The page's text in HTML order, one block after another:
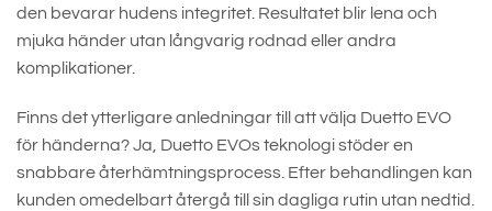
den bevarar hudens integritet. Resultatet blir lena och
mjuka händer utan långvarig rodnad eller andra
komplikationer.
Finns det ytterligare anledningar till att välja Duetto EVO
för händerna? Ja, Duetto EVOs teknologi stöder en
snabbare återhämtningsprocess. Efter behandlingen kan
kunden omedelbart återgå till sin dagliga rutin utan nedtid.